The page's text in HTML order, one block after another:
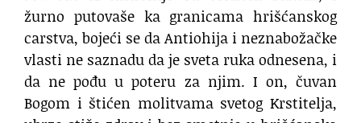
žurno putovaše ka granicama hrišćanskog
carstva, bojeći se da Antiohija i neznabožačke
vlasti ne saznadu da je sveta ruka odnesena, i
da ne pođu u poteru za njim. I on, čuvan
Bogom i štićen molitvama svetog Krstitelja,